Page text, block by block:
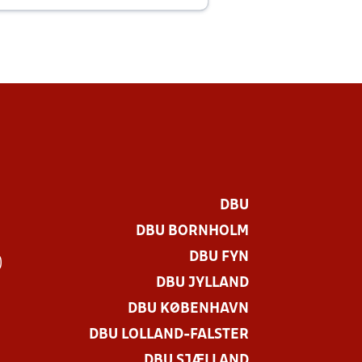
DBU
DBU BORNHOLM
DBU FYN
DBU JYLLAND
DBU KØBENHAVN
DBU LOLLAND-FALSTER